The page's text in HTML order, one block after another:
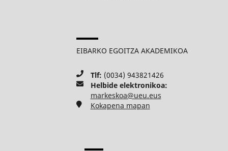
EIBARKO EGOITZA AKADEMIKOA
Tlf: (0034) 943821426
Helbide elektronikoa:
markeskoa@ueu.eus
Kokapena mapan